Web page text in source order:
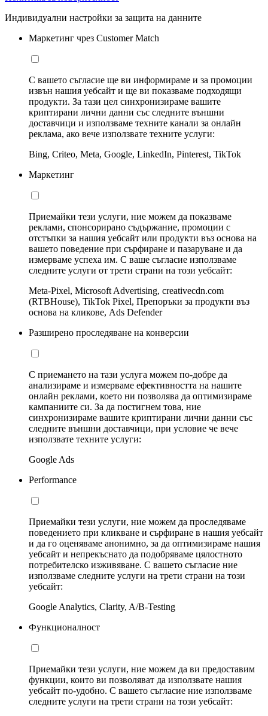
Индивидуални настройки за защита на данните
Маркетинг чрез Customer Match
С вашето съгласие ще ви информираме и за промоции
извън нашия уебсайт и ще ви показваме подходящи
продукти. За тази цел синхронизираме вашите
криптирани лични данни със следните външни
доставчици и използваме техните канали за онлайн
реклама, ако вече използвате техните услуги:
Bing, Criteo, Meta, Google, LinkedIn, Pinterest, TikTok
Маркетинг
Приемайки тези услуги, ние можем да показваме
реклами, спонсорирано съдържание, промоции с
отстъпки за нашия уебсайт или продукти въз основа на
вашето поведение при сърфиране и пазаруване и да
измерваме успеха им. С ваше съгласие използваме
следните услуги от трети страни на този уебсайт:
Meta-Pixel, Microsoft Advertising, creativecdn.com
(RTBHouse), TikTok Pixel, Препоръки за продукти въз
основа на кликове, Ads Defender
Разширено проследяване на конверсии
С приемането на тази услуга можем по-добре да
анализираме и измерваме ефективността на нашите
онлайн реклами, което ни позволява да оптимизираме
кампаниите си. За да постигнем това, ние
синхронизираме вашите криптирани лични данни със
следните външни доставчици, при условие че вече
използвате техните услуги:
Google Ads
Performance
Приемайки тези услуги, ние можем да проследяваме
поведението при кликване и сърфиране в нашия уебсайт
и да го оценяваме анонимно, за да оптимизираме нашия
уебсайт и непрекъснато да подобряваме цялостното
потребителско изживяване. С вашето съгласие ние
използваме следните услуги на трети страни на този
уебсайт:
Google Analytics, Clarity, A/B-Testing
Функционалност
Приемайки тези услуги, ние можем да ви предоставим
функции, които ви позволяват да използвате нашия
уебсайт по-удобно. С вашето съгласие ние използваме
следните услуги на трети страни на този уебсайт: